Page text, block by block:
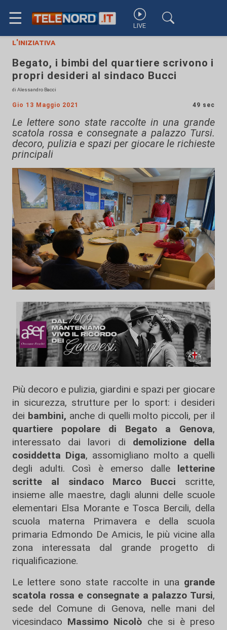
☰ LIVE
l'iniziativa
Begato, i bimbi del quartiere scrivono i
propri desideri al sindaco Bucci
di Alessandro Bacci
Gio 13 Maggio 2021 49 sec
Le lettere sono state raccolte in una grande
scatola rossa e consegnate a palazzo Tursi.
decoro, pulizia e spazi per giocare le richieste
principali
Più decoro e pulizia, giardini e spazi per giocare
in sicurezza, strutture per lo sport: i desideri
dei bambini, anche di quelli molto piccoli, per il
quartiere popolare di Begato a Genova,
interessato dai lavori di demolizione della
cosiddetta Diga, assomigliano molto a quelli
degli adulti. Così è emerso dalle letterine
scritte al sindaco Marco Bucci scritte,
insieme alle maestre, dagli alunni delle scuole
elementari Elsa Morante e Tosca Bercili, della
scuola materna Primavera e della scuola
primaria Edmondo De Amicis, le più vicine alla
zona interessata dal grande progetto di
riqualificazione.
Le lettere sono state raccolte in una grande
scatola rossa e consegnate a palazzo Tursi,
sede del Comune di Genova, nelle mani del
vicesindaco Massimo Nicolò che si è preso